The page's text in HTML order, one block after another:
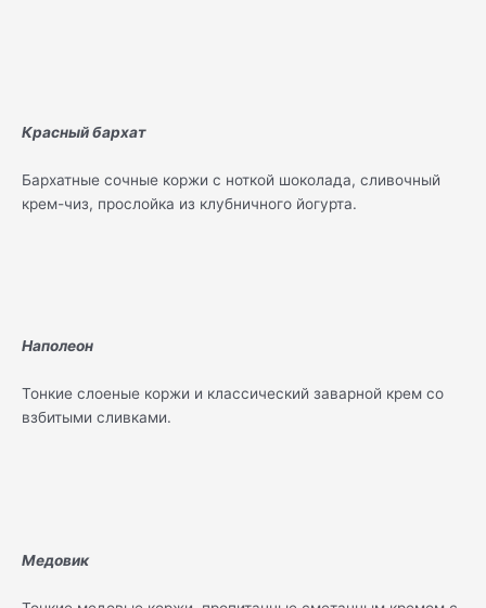
Красный бархат
Бархатные сочные коржи с ноткой шоколада, сливочный
крем-чиз, прослойка из клубничного йогурта.
Наполеон
Тонкие слоеные коржи и классический заварной крем со
взбитыми сливками.
Медовик